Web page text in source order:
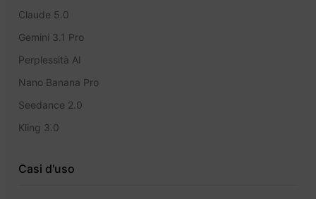
Claude 5.0
Gemini 3.1 Pro
Perplessità AI
Nano Banana Pro
Seedance 2.0
Kling 3.0
Casi d'uso